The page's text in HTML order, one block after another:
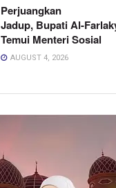
Perjuangkan
Jadup, Bupati Al-
Temui Menteri Sosial
AUGUST 4, 2026